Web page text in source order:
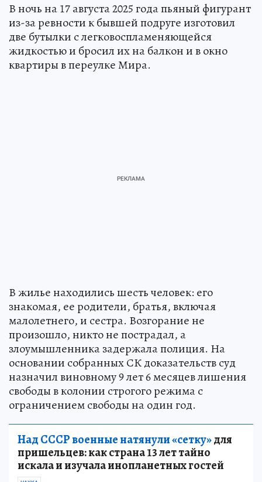
В ночь на 17 августа 2025 года пьяный фигурант
из-за ревности к бывшей подруге изготовил
две бутылки с легковоспламеняющейся
жидкостью и бросил их на балкон и в окно
квартиры в переулке Мира.
В жилье находились шесть человек: его
знакомая, ее родители, братья, включая
малолетнего, и сестра. Возгорание не
произошло, никто не пострадал, а
злоумышленника задержала полиция. На
основании собранных СК доказательств суд
назначил виновному 9 лет 6 месяцев лишения
свободы в колонии строгого режима с
ограничением свободы на один год.
Над СССР военные натянули «сетку»для
пришельцев: как страна 13 лет тайно
искала и изучала инопланетных гостей